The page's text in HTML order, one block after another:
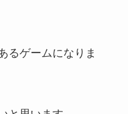
るゲームになりま